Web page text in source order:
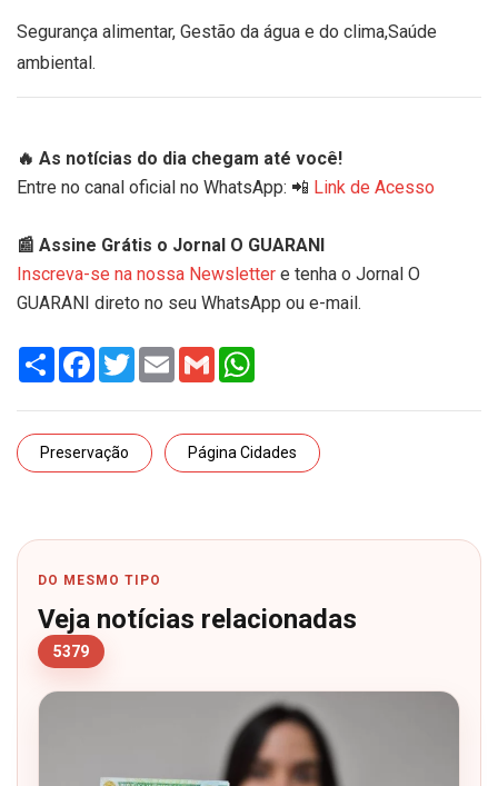
Segurança alimentar, Gestão da água e do clima,Saúde
ambiental.
🔥 As notícias do dia chegam até você!
Entre no canal oficial no WhatsApp: 📲 Link de Acesso
📰 Assine Grátis o Jornal O GUARANI
Inscreva-se na nossa Newsletter e tenha o Jornal O
GUARANI direto no seu WhatsApp ou e-mail.
Share Facebook
TwitterEmail Gmail
Preservação Página Cidades
DO MESMO TIPO
Veja notícias relacionadas
5379